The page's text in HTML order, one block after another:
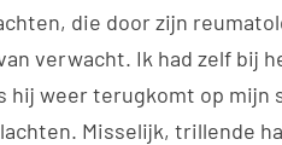
die door zijn
verwacht. Ik had zelf bij
hij weer terugkomt op mijn
Misselijk, trillende